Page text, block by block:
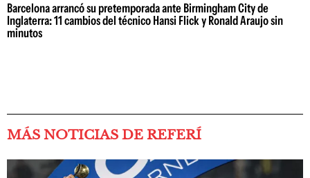
Barcelona arrancó su pretemporada ante Birmingham City de
Inglaterra: 11 cambios del técnico Hansi Flick y Ronald Araujo sin
minutos
MÁS NOTICIAS DE REFERÍ